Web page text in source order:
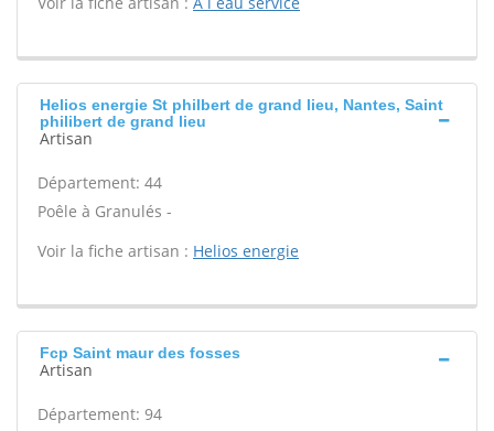
Helios energie St philbert de grand lieu, Nantes, Saint
philibert de grand lieu
Artisan
Département: 44
Poêle à Granulés -
Voir la fiche artisan : Helios energie
Fcp Saint maur des fosses
Artisan
Département: 94